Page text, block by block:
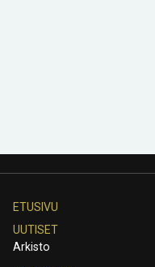
ETUSIVU
UUTISET
Arkisto